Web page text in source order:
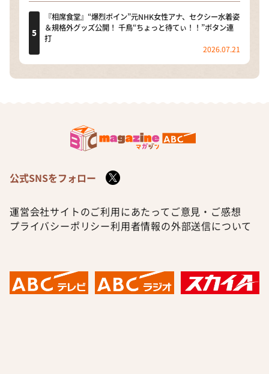
『相席食堂』“爆烈ボイン”元NHK女性アナ、セクシー水着姿
＆規格外グッズ公開！ 千鳥“ちょっと待てぃ！！”ボタン連
打
2026.07.21
公式SNSをフォロー
運営会社サイトのご利用にあたって ご意見・ご感想
プライバシーポリシー利用者情報の外部送信について